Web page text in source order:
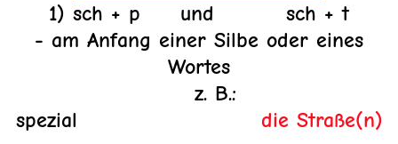
1) sch + p und sch + t
- am Anfang einer Silbe oder eines
Wortes
z. B.:
spezial
die Straße(n)